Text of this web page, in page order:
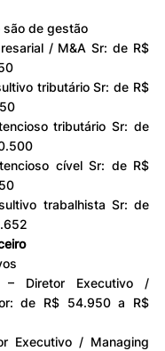
são de gestão
/ M&A Sr: de R$
tributário Sr: de R$
tributário Sr: de
cível Sr: de R$
trabalhista Sr: de
– Diretor Executivo /
de R$ 54.950 a R$
Executivo / Managing